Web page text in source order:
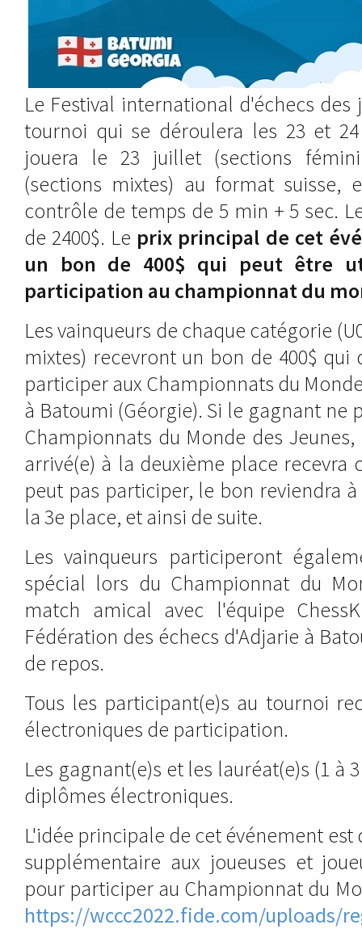
Le Festival international d'échecs
tournoi qui se déroulera les 23 et
jouera le 23 juillet (sections
(sections mixtes) au format suisse,
contrôle de temps de 5 min + 5 sec.
de 2400$. Le prix principal de cet
un bon de 400$ qui peut être
participation au championnat du
Les vainqueurs de chaque catégorie
mixtes) recevront un bon de 400$
participer aux Championnats du
à Batoumi (Géorgie). Si le gagnant ne
Championnats du Monde des
arrivé(e) à la deuxième place recevra
peut pas participer, le bon reviendra
la 3e place, et ainsi de suite.
Les vainqueurs participeront
spécial lors du Championnat du
match amical avec l'équipe
Fédération des échecs d'Adjarie à
de repos.
Tous les participant(e)s au tournoi
électroniques de participation.
Les gagnant(e)s et les lauréat(e)s (1 à
diplômes électroniques.
L'idée principale de cet événement
supplémentaire aux joueuses et
pour participer au Championnat du
https://wccc2022.fide.com/uploads/